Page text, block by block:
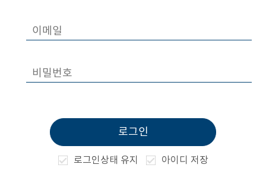
로그인
로그인상태 유지 아이디 저장